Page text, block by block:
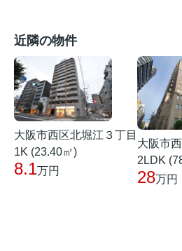
近隣の物件
大阪市西区北堀江３丁目
1K (23.40㎡)
8.1万円
大阪市
2LDK
28万円